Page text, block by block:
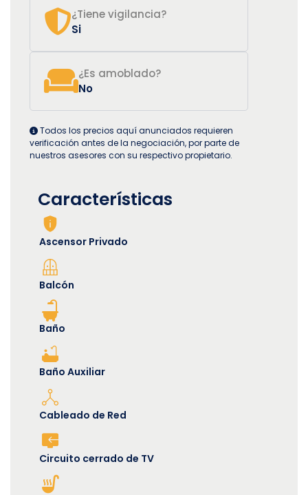
¿Tiene vigilancia?
Si
¿Es amoblado?
No
Todos los precios aquí anunciados requieren
verificación antes de la negociación, por parte de
nuestros asesores con su respectivo propietario.
Características
Ascensor Privado
Balcón
Baño
Baño Auxiliar
Cableado de Red
Circuito cerrado de TV